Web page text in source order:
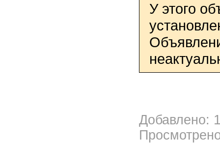
У этого
Добавлено: